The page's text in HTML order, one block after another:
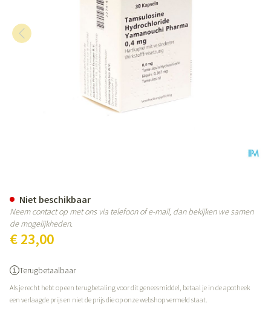
€ 23,00
Terugbetaalbaar
Als je recht hebt op een terugbetaling voor dit geneesmiddel, betaal je in de apotheek
een verlaagde prijs en niet de prijs die op onze webshop vermeld staat.
Niet beschikbaar
Neem contact op met ons via telefoon of e-mail, dan bekijken we samen
de mogelijkheden.